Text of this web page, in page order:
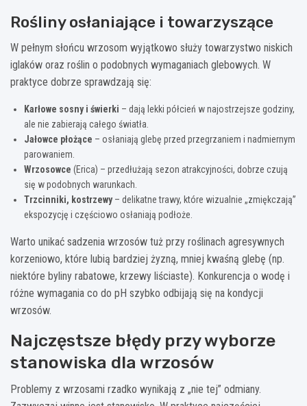
Rośliny osłaniające i towarzyszące
W pełnym słońcu wrzosom wyjątkowo służy towarzystwo niskich
iglaków oraz roślin o podobnych wymaganiach glebowych. W
praktyce dobrze sprawdzają się:
Karłowe sosny i świerki – dają lekki półcień w najostrzejsze godziny,
ale nie zabierają całego światła.
Jałowce płożące – osłaniają glebę przed przegrzaniem i nadmiernym
parowaniem.
Wrzosowce (Erica) – przedłużają sezon atrakcyjności, dobrze czują
się w podobnych warunkach.
Trzcinniki, kostrzewy– delikatne trawy, które wizualnie „zmiękczają”
ekspozycję i częściowo osłaniają podłoże.
Warto unikać sadzenia wrzosów tuż przy roślinach agresywnych
korzeniowo, które lubią bardziej żyzną, mniej kwaśną glebę (np.
niektóre byliny rabatowe, krzewy liściaste). Konkurencja o wodę i
różne wymagania co do pH szybko odbijają się na kondycji
wrzosów.
Najczęstsze błędy przy wyborze
stanowiska dla wrzosów
Problemy z wrzosami rzadko wynikają z „nie tej” odmiany.